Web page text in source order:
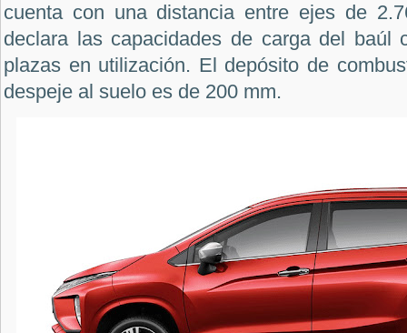
cuenta con una distancia entre ejes de
declara las capacidades de carga del baúl
plazas en utilización. El depósito de
despeje al suelo es de 200 mm.